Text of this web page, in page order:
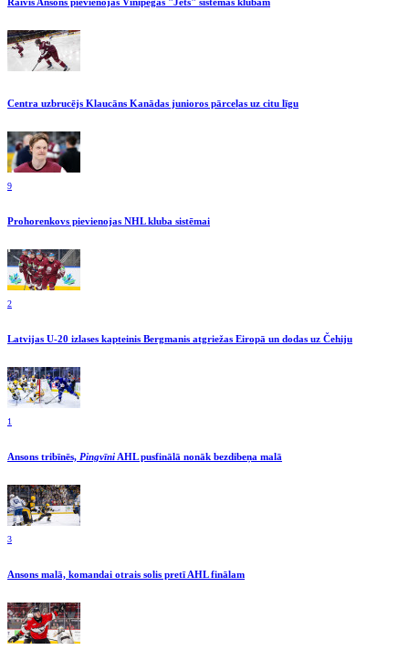
Centra uzbrucējs Klaucāns Kanādas junioros pārceļas uz citu līgu
9
Prohorenkovs pievienojas NHL kluba sistēmai
2
Latvijas U-20 izlases kapteinis Bergmanis atgriežas Eiropā un dodas uz Čehiju
1
Ansons tribīnēs, Pingvīni AHL pusfinālā nonāk bezdibeņa malā
3
Ansons malā, komandai otrais solis pretī AHL finālam